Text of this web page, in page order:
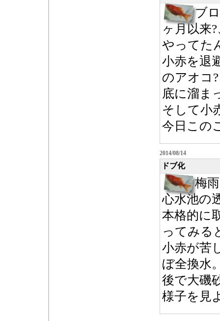
ブ
ヶ月以来
やってた
小赤を退
のアオコ
底に溜ま
そして小
今日この
2014/08/14
ドブ化
梅
心水池の
本格的に
ってみる
小赤が苦
ぼ全換水
後で大磯
様子を見